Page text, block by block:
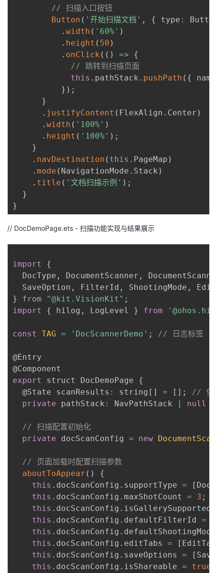
// 扫描入口按钮
Button ( '开始扫描文档' , { type :
. width ( '60%' )
. height ( 50 )
. onClick ( ( ) =>
{
// 跳转到扫描页面
this . pathStack . pushPath ( { name
} ) ;
}
. justifyContent ( FlexAlign . Center )
. width ( '100%' )
. height ( '100%' ) ;
}
. navDestination ( this . PageMap )
. mode ( NavigationMode . Stack )
. title ( '文档扫描示例' ) ;
}
}
// DocDemoPage.ets - 扫描功能实现与结果展示
import
{
  DocType
, DocumentScanner ,
  SaveOption
, FilterId , ShootingMode ,
}
from "@kit.VisionKit" ;
import
{ hilog , LogLevel } from
const TAG = 'DocScannerDemo' ; // 日志标签
@Entry
export
struct DocDemoPage {
  @State scanResults
: string [ ] = [ ] ;
// 保
private pathStack : NavPathStack null
// 扫描配置初始化
private docScanConfig = new
// 页面加载时配置扫描参数
aboutToAppear ( )
{
this . docScanConfig . supportType = [
this . docScanConfig . maxShotCount = 3 ;
this . docScanConfig . isGallerySupported
this . docScanConfig . defaultFilterId =
this . docScanConfig .
this . docScanConfig . editTabs = [ EditTab
this . docScanConfig . saveOptions = [
this . docScanConfig . isShareable = true